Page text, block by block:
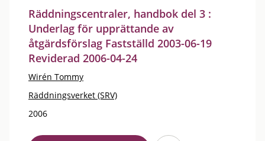
Räddningscentraler, handbok del 3 :
Underlag för upprättande av
åtgärdsförslag Fastställd 2003-06-19
Reviderad 2006-04-24
Wirén Tommy
Räddningsverket (SRV)
2006